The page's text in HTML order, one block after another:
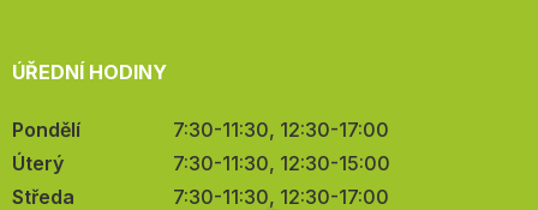
ÚŘEDNÍ HODINY
Pondělí
7:30-11:30, 12:30-17:00
Úterý
7:30-11:30, 12:30-15:00
Středa
7:30-11:30, 12:30-17:00